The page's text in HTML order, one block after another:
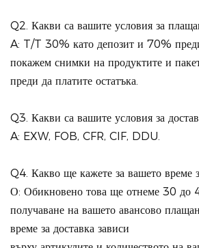
Q2. Какви са вашите условия за
A: T/T 30% като депозит и 70%
покажем снимки на продуктите и
преди да платите остатъка.
Q3. Какви са вашите условия за
A: EXW, FOB, CFR, CIF, DDU.
Q4. Какво ще кажете за вашето време
О: Обикновено това ще отнеме 30 до
получаване на вашето авансово
време за доставка зависи